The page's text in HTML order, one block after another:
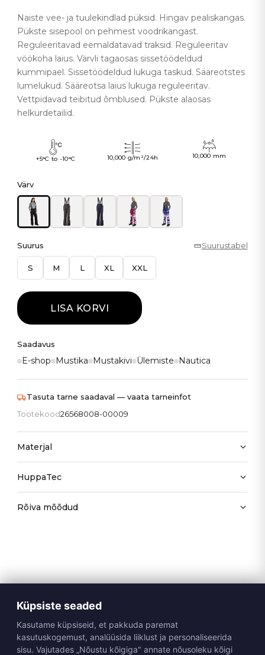
Naiste vee- ja tuulekindlad püksid. Hingav pealiskangas.
Pükste sisepool on pehmest voodrikangast.
Reguleeritavad eemaldatavad traksid. Reguleeritav
vöökoha laius. Värvli tagaosas sissetöödeldud
kummipael. Sissetöödeldud lukuga taskud. Sääreotstes
lumelukud. Sääreotsa laius lukuga reguleeritav.
Vettpidavad teibitud õmblused. Pükste alaosas
helkurdetailid.
+5°C to -10°C 10,000 g/m²/24h 10,000 mm
Värv
Suurus Suurustabel
S M L XL XXL
LISA KORVI
Saadavus
E-shop Mustika Mustakivi Ülemiste Nautica
Tasuta tarne saadaval — vaata tarneinfot
Tootekood26568008-00009
Materjal
HuppaTec
Rõiva mõõdud
Küpsiste seaded
Kasutame küpsiseid, et pakkuda paremat
kasutuskogemust, analüüsida liiklust ja personaliseerida
sisu. Vajutades „Nõustu kõigiga" annate nõusoleku kõigi